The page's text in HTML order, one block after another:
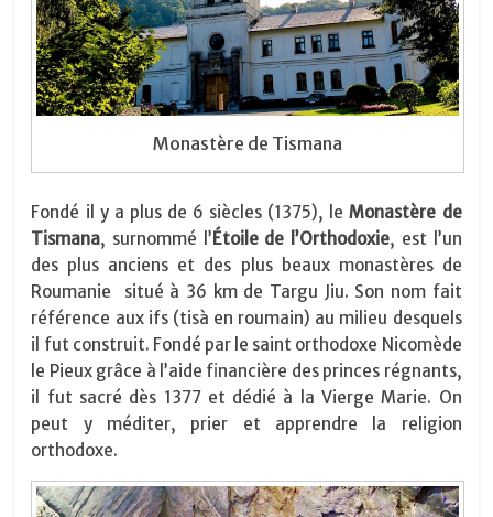
Monastère de Tismana
Fondé il y a plus de 6 siècles (1375), leMonastère de
Tismana, surnommé l’Étoile de l’Orthodoxie, est l’un
des plus anciens et des plus beaux monastères de
Roumanie situé à 36 km de Targu Jiu. Son nom fait
référence aux ifs (tisà en roumain) au milieu desquels
il fut construit. Fondé par le saint orthodoxe Nicomède
le Pieux grâce à l’aide financière des princes régnants,
il fut sacré dès 1377 et dédié à la Vierge Marie. On
peut y méditer, prier et apprendre la religion
orthodoxe.